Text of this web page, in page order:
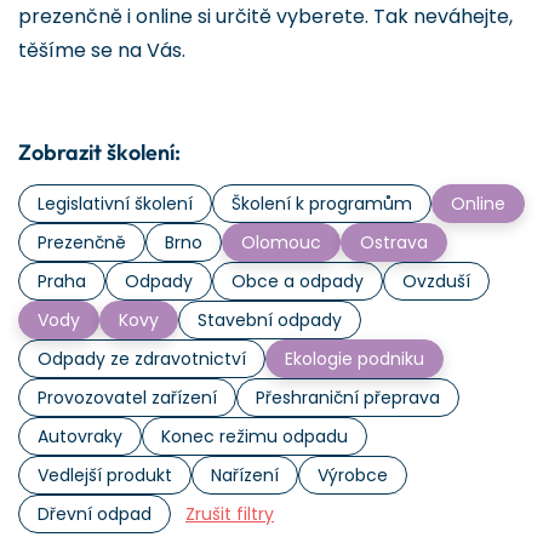
prezenčně i online si určitě vyberete. Tak neváhejte,
těšíme se na Vás.
Zobrazit školení:
Legislativní školení Školení k programům
Online
Prezenčně
Brno Olomouc
Ostrava
Praha
Odpady Obce a odpady
Ovzduší
Vody
Kovy
Stavební odpady
Odpady ze zdravotnictví
Ekologie podniku
Provozovatel zařízení
Přeshraniční přeprava
Autovraky
Konec režimu odpadu
Vedlejší produkt
Nařízení
Výrobce
Dřevní odpad
Zrušit filtry